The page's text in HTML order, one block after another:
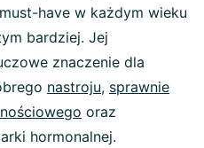
have w każdym wieku
bardziej. Jej
znaczenie dla
nastroju, sprawnie
oraz
hormonalnej.